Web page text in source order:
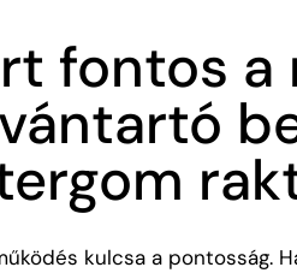
fontos a
kulcsa a pontosság.